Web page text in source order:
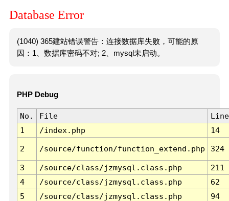
Database Error
(1040) 365建站错误警告：连接数据库失败，可能的原
因：1、数据库密码不对; 2、mysql未启动。
PHP Debug
No. File
Line
1
/index.php 14
2 /source/function/function_extend.php 324
3 /source/class/jzmysql.class.php
211
4
/source/class/jzmysql.class.php
62
5
/source/class/jzmysql.class.php
94